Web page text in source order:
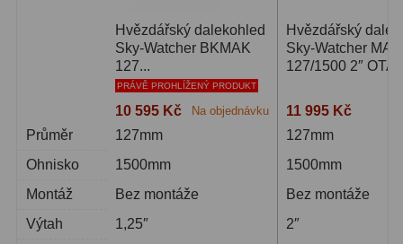
Průměr
Ohnisko
Montáž
Výtah
Hvězdářský dalekohled
Sky-Watcher BKMAK
127...
PRÁVĚ PROHLÍŽENÝ PRODUKT
10 595 Kč Na objednávku
127mm
1500mm
Bez montáže
1,25″
Hvězdářský
Sky-Watcher MAK
127/1500 2″ OTA
11 995 Kč
127mm
1500mm
Bez montáže
2″